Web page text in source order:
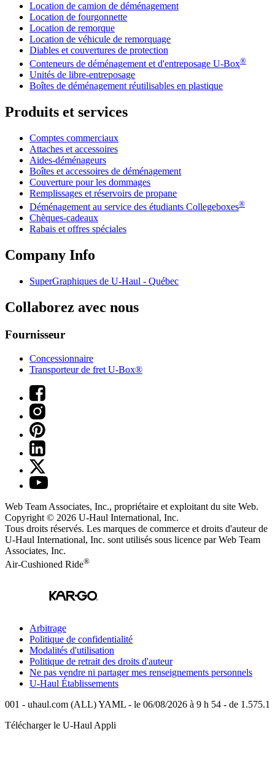
Location de camion de déménagement
Location de fourgonnette
Location de remorque
Location de véhicule de remorquage
Diables et couvertures de protection
Conteneurs de déménagement et d'entreposage U-Box®
Unités de libre-entreposage
Boîtes de déménagement réutilisables en plastique
Produits et services
Comptes commerciaux
Attaches et accessoires
Aides-déménageurs
Boîtes et accessoires de déménagement
Couverture pour les dommages
Remplissages et réservoirs de propane
Déménagement au service des étudiants Collegeboxes®
Chèques-cadeaux
Rabais et offres spéciales
Company Info
SuperGraphiques de U-Haul - Québec
Collaborez avec nous
Fournisseur
Concessionnaire
Transporteur de fret U-Box®
Web Team Associates, Inc., propriétaire et exploitant du site Web.
Copyright © 2026 U-Haul International, Inc.
Tous droits réservés. Les marques de commerce et droits d'auteur de
U-Haul International, Inc. sont utilisés sous licence par Web Team
Associates, Inc.
Air-Cushioned Ride®
Arbitrage
Politique de confidentialité
Modalités d'utilisation
Politique de retrait des droits d'auteur
Ne pas vendre ni partager mes renseignements personnels
U-Haul Établissements
001 - uhaul.com (ALL) YAML - le 06/08/2026 à 9 h 54 - de 1.575.1
Télécharger le U-Haul Appli